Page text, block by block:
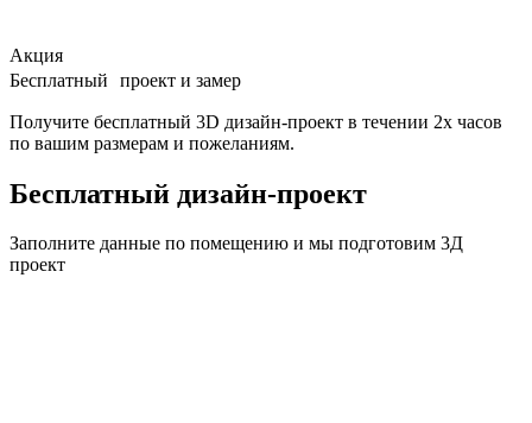
Акция
Бесплатный проект и замер
Получите бесплатный 3D дизайн-проект в течении 2х часов
по вашим размерам и пожеланиям.
Бесплатный дизайн-проект
Заполните данные по помещению и мы подготовим 3Д
проект